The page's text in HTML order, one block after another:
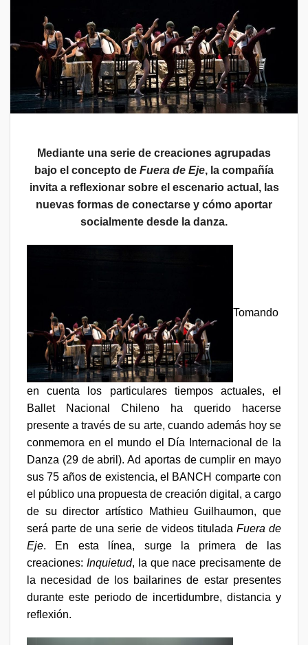
Mediante una serie de creaciones agrupadas
bajo el concepto de Fuera de Eje, la compañía
invita a reflexionar sobre el escenario actual, las
nuevas formas de conectarse y cómo aportar
socialmente desde la danza.
Tomando
en cuenta los particulares tiempos actuales, el
Ballet Nacional Chileno ha querido hacerse
presente a través de su arte, cuando además hoy se
conmemora en el mundo el Día Internacional de la
Danza (29 de abril). Ad aportas de cumplir en mayo
sus 75 años de existencia, el BANCH comparte con
el público una propuesta de creación digital, a cargo
de su director artístico Mathieu Guilhaumon, que
será parte de una serie de videos titulada Fuera de
Eje. En esta línea, surge la primera de las
creaciones: Inquietud, la que nace precisamente de
la necesidad de los bailarines de estar presentes
durante este periodo de incertidumbre, distancia y
reflexión.